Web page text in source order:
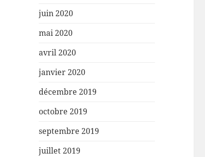
juin 2020
mai 2020
avril 2020
janvier 2020
décembre 2019
octobre 2019
septembre 2019
juillet 2019